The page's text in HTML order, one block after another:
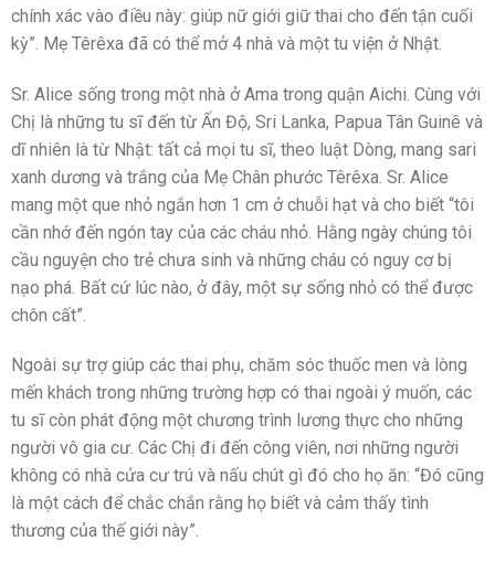
chính xác vào điều này: giúp nữ giới giữ thai cho đến tận cuối
kỳ”. Mẹ Têrêxa đã có thể mở 4 nhà và một tu viện ở Nhật.
Sr. Alice sống trong một nhà ở Ama trong quận Aichi. Cùng với
Chị là những tu sĩ đến từ Ấn Độ, Sri Lanka, Papua Tân Guinê và
dĩ nhiên là từ Nhật: tất cả mọi tu sĩ, theo luật Dòng, mang sari
xanh dương và trắng của Mẹ Chân phước Têrêxa. Sr. Alice
mang một que nhỏ ngắn hơn 1 cm ở chuỗi hạt và cho biết “tôi
cần nhớ đến ngón tay của các cháu nhỏ. Hằng ngày chúng tôi
cầu nguyện cho trẻ chưa sinh và những cháu có nguy cơ bị
nạo phá. Bất cứ lúc nào, ở đây, một sự sống nhỏ có thể được
chôn cất”.
Ngoài sự trợ giúp các thai phụ, chăm sóc thuốc men và lòng
mến khách trong những trường hợp có thai ngoài ý muốn, các
tu sĩ còn phát động một chương trình lương thực cho những
người vô gia cư. Các Chị đi đến công viên, nơi những người
không có nhà cửa cư trú và nấu chút gì đó cho họ ăn: “Đó cũng
là một cách để chắc chắn rằng họ biết và cảm thấy tình
thương của thế giới này”.